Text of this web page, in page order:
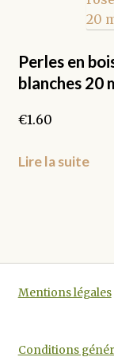
Perles en
blanches 20
€1.60
Lire la suite
Mentions légales
Conditions